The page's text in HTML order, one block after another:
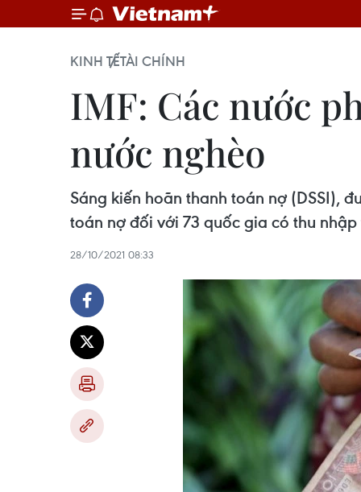
KINH TẾTÀI CHÍNH
IMF: Các nước
nước nghèo
Sáng kiến hoãn thanh toán nợ (DSSI),
toán nợ đối với 73 quốc gia có thu
28/10/2021 08:33